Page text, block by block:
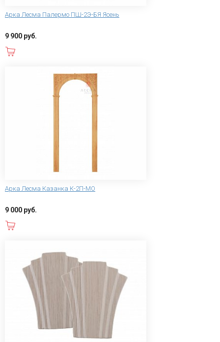
Арка Лесма Палермо ПШ-2Э-БЯ Ясень
9 900 руб.
Арка Лесма Казанка К-2П-МО
9 000 руб.